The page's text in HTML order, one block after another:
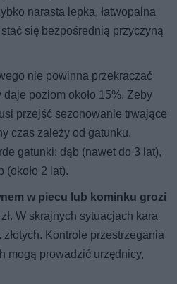
narasta lepka, łatwopalna
się bezpośrednią przyczyną
nie powinna przekraczać
poziom około 15%. Żeby
przejść sezonowanie trwające
czas zależy od gatunku.
gatunki: dąb (nawet do 3 lat),
(około 2 lat).
w piecu lub kominku grozi
W skrajnych sytuacjach kara
Kontrole przestrzegania
mogą prowadzić urzędnicy,